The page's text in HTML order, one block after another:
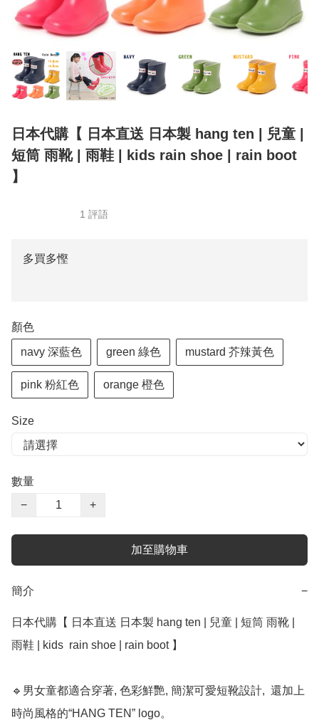
日本代購【 日本直送 日本製 hang ten | 兒童 |
短筒 雨靴 | 雨鞋 | kids rain shoe | rain boot
】
1 評語
多買多慳
顏色
navy 深藍色 green 綠色 mustard 芥辣黃色
pink 粉紅色 orange 橙色
Size
數量
−
+
加至購物車
簡介 −
日本代購【 日本直送 日本製 hang ten | 兒童 | 短筒 雨靴 |
雨鞋 | kids  rain shoe | rain boot 】﻿
🔹男女童都適合穿著, 色彩鮮艷, 簡潔可愛短靴設計,  還加上
時尚風格的“HANG TEN” logo。